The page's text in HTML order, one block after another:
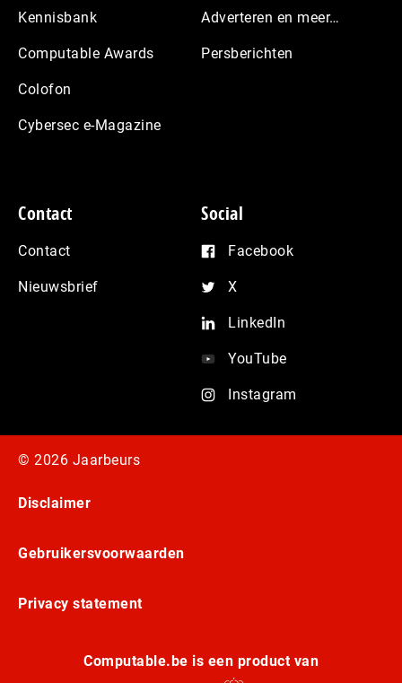
Kennisbank
Computable Awards
Colofon
Cybersec e-Magazine
Adverteren en meer…
Persberichten
Contact
Contact
Nieuwsbrief
Social
Facebook
X
LinkedIn
YouTube
Instagram
© 2026 Jaarbeurs
Disclaimer
Gebruikersvoorwaarden
Privacy statement
Computable.be is een product van